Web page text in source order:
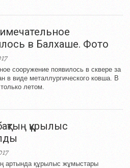
в Балхаше. Фото
сооружение появилось в сквере за
виде металлургического ковша. В
летом.
құрылыс
артында құрылыс жұмыстары